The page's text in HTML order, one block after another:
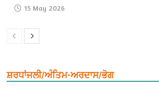
15 May 2026
ਸ਼ਰਧਾਂਜਲੀ/ਅੰਤਿਮ-ਅਰਦਾਸ/ਭੋਗ